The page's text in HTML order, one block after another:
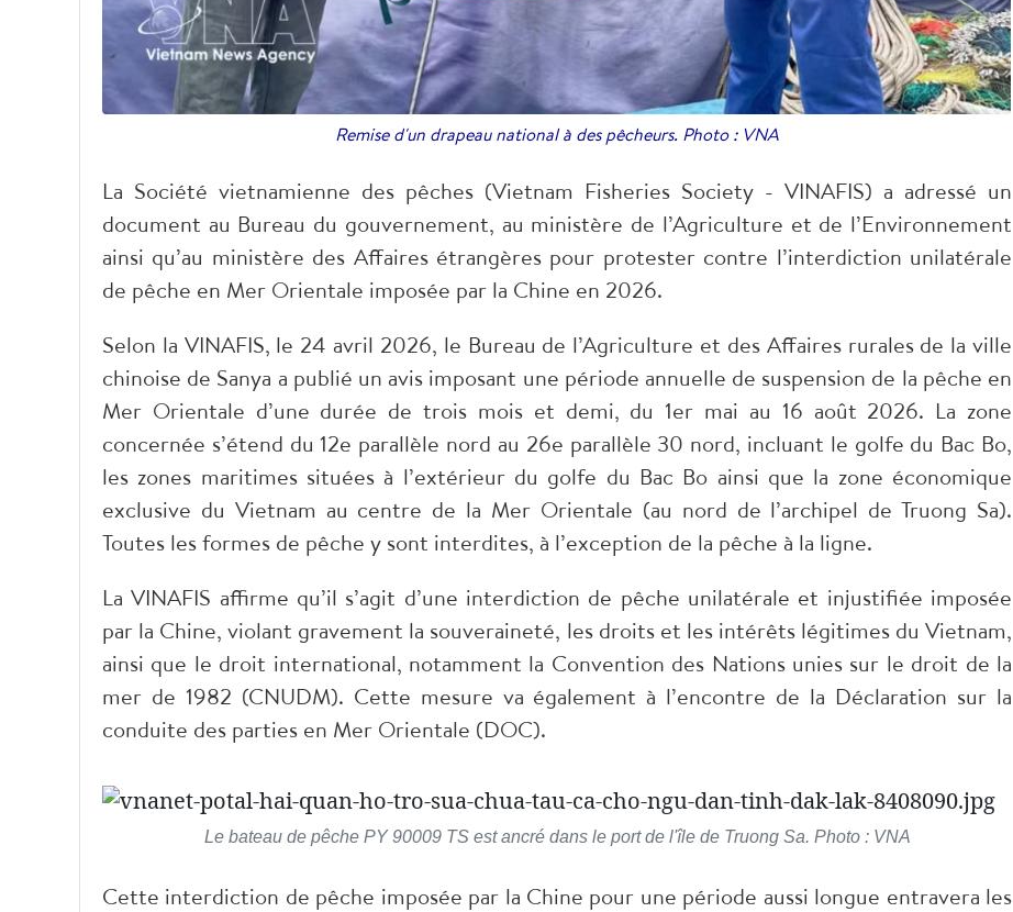
Remise d'un drapeau national à des pêcheurs. Photo : VNA
La Société vietnamienne des pêches (Vietnam Fisheries Society - VINAFIS) a adressé un
document au Bureau du gouvernement, au ministère de l’Agriculture et de l’Environnement
ainsi qu’au ministère des Affaires étrangères pour protester contre l’interdiction unilatérale
de pêche en Mer Orientale imposée par la Chine en 2026.
Selon la VINAFIS, le 24 avril 2026, le Bureau de l’Agriculture et des Affaires rurales de la ville
chinoise de Sanya a publié un avis imposant une période annuelle de suspension de la pêche en
Mer Orientale d’une durée de trois mois et demi, du 1er mai au 16 août 2026. La zone
concernée s’étend du 12e parallèle nord au 26e parallèle 30 nord, incluant le golfe du Bac Bo,
les zones maritimes situées à l’extérieur du golfe du Bac Bo ainsi que la zone économique
exclusive du Vietnam au centre de la Mer Orientale (au nord de l’archipel de Truong Sa).
Toutes les formes de pêche y sont interdites, à l’exception de la pêche à la ligne.
La VINAFIS affirme qu’il s’agit d’une interdiction de pêche unilatérale et injustifiée imposée
par la Chine, violant gravement la souveraineté, les droits et les intérêts légitimes du Vietnam,
ainsi que le droit international, notamment la Convention des Nations unies sur le droit de la
mer de 1982 (CNUDM). Cette mesure va également à l’encontre de la Déclaration sur la
conduite des parties en Mer Orientale (DOC).
Le bateau de pêche PY 90009 TS est ancré dans le port de l'île de Truong Sa. Photo : VNA
​Cette interdiction de pêche imposée par la Chine pour une période aussi longue entravera les